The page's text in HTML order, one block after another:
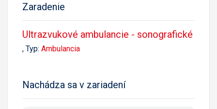
Zaradenie
Ultrazvukové ambulancie - sonografické
, Typ: Ambulancia
Nachádza sa v zariadení